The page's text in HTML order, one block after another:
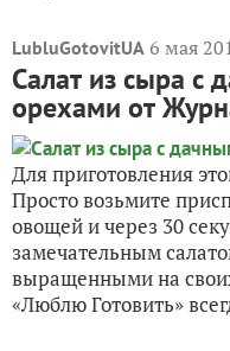
LubluGotovitUA 6 мая
Салат из сыра с
орехами от
Для приготовления
Просто возьмите
овощей и через 30
замечательным
выращенными на
«Люблю Готовить»